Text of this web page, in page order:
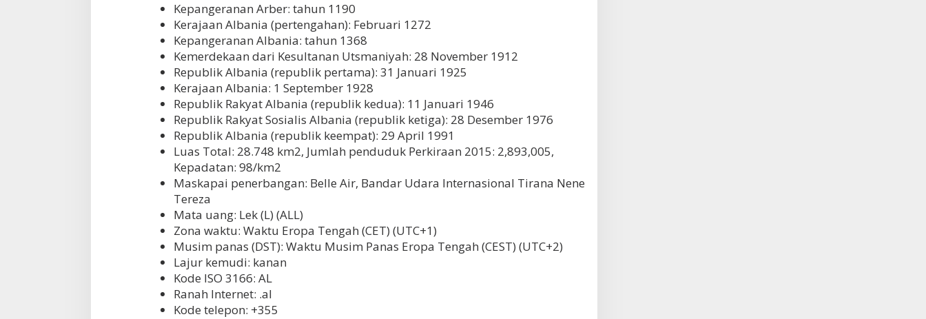
Kepangeranan Arber: tahun 1190
Kerajaan Albania (pertengahan): Februari 1272
Kepangeranan Albania: tahun 1368
Kemerdekaan dari Kesultanan Utsmaniyah: 28 November 1912
Republik Albania (republik pertama): 31 Januari 1925
Kerajaan Albania: 1 September 1928
Republik Rakyat Albania (republik kedua): 11 Januari 1946
Republik Rakyat Sosialis Albania (republik ketiga): 28 Desember 1976
Republik Albania (republik keempat): 29 April 1991
Luas Total: 28.748 km2, Jumlah penduduk Perkiraan 2015: 2,893,005,
Kepadatan: 98/km2
Maskapai penerbangan: Belle Air, Bandar Udara Internasional Tirana Nene
Tereza
Mata uang: Lek (L) (ALL)
Zona waktu: Waktu Eropa Tengah (CET) (UTC+1)
Musim panas (DST): Waktu Musim Panas Eropa Tengah (CEST) (UTC+2)
Lajur kemudi: kanan
Kode ISO 3166: AL
Ranah Internet: .al
Kode telepon: +355